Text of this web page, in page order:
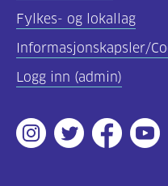
Fylkes- og lokallag
Informasjonskapsler/
Logg inn (admin)
Instagram
TwitterFacebook